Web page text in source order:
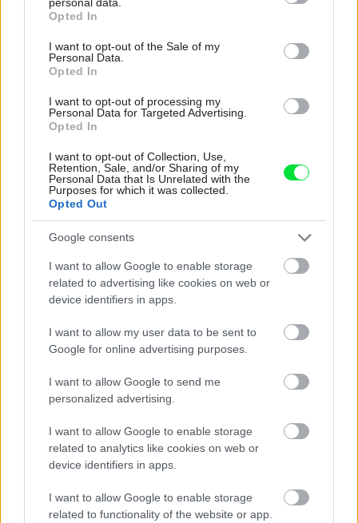
grant or deny consent to Google and its third-party tags to
use your data for below specified purposes in below Google
consent section.
Opted In
I want to opt-out of the Sale of my
Personal Data.
Opted In
I want to opt-out of processing my
Personal Data for Targeted Advertising.
Opted In
I want to opt-out of Collection, Use,
Retention, Sale, and/or Sharing of my
Personal Data that Is Unrelated with the
Purposes for which it was collected.
Opted Out
Google consents
I want to allow Google to enable storage
related to advertising like cookies on web or
device identifiers in apps.
I want to allow my user data to be sent to
Google for online advertising purposes.
I want to allow Google to send me
personalized advertising.
I want to allow Google to enable storage
related to analytics like cookies on web or
device identifiers in apps.
I want to allow Google to enable storage
related to functionality of the website or app.
Na výrobu cien pre Interiér roka 2023
dohliadala dizajnérka Kateřina Handlová
Roky čakania sa vyplatili. Z takmer storočného
bytu je dnes nádherné nadčasové bývanie plné
svetla a pokoja